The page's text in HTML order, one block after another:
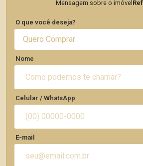
Mensagem sobre o imóvel
O que você deseja?
Quero Comprar
Nome
Celular / WhatsApp
E-mail